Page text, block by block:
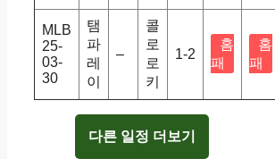
MLB
25-
03-
30
탬
파
레
이
–
콜
로
로
키
1-2
홈
패
홈
패
다른 일정 더보기